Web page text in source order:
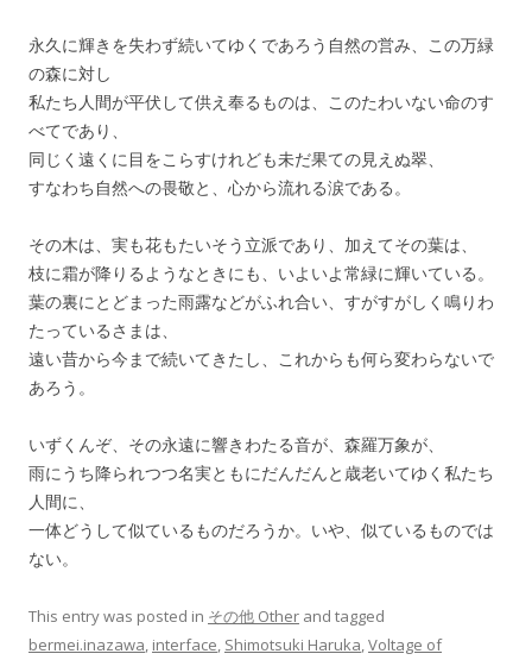
永久に輝きを失わず続いてゆくであろう自然の営み、この万緑
の森に対し
私たち人間が平伏して供え奉るものは、このたわいない命のす
べてであり、
同じく遠くに目をこらすけれども未だ果ての見えぬ翠、
すなわち自然への畏敬と、心から流れる涙である。
その木は、実も花もたいそう立派であり、加えてその葉は、
枝に霜が降りるようなときにも、いよいよ常緑に輝いている。
葉の裏にとどまった雨露などがふれ合い、すがすがしく鳴りわ
たっているさまは、
遠い昔から今まで続いてきたし、これからも何ら変わらないで
あろう。
いずくんぞ、その永遠に響きわたる音が、森羅万象が、
雨にうち降られつつ名実ともにだんだんと歳老いてゆく私たち
人間に、
一体どうして似ているものだろうか。いや、似ているものでは
ない。
This entry was posted in その他 Other and tagged
bermei.inazawa, interface, Shimotsuki Haruka,Voltage of